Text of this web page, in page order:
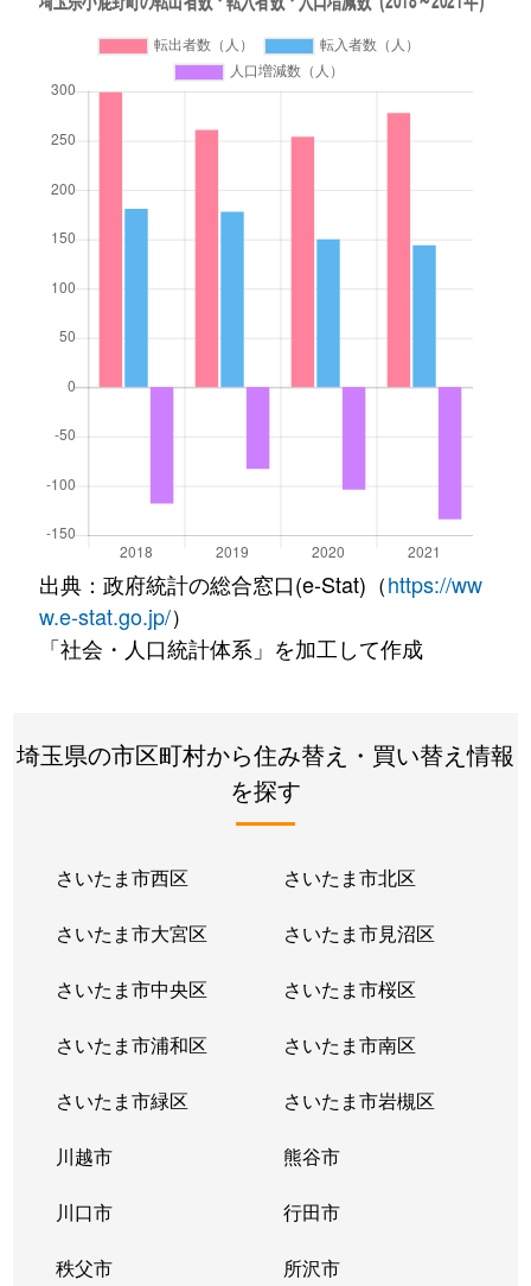
出典：政府統計の総合窓口(e-Stat)（https://ww
w.e-stat.go.jp/）
「社会・人口統計体系」を加工して作成
埼玉県の市区町村から住み替え・買い替え情報
を探す
さいたま市西区 さいたま市北区
さいたま市大宮区 さいたま市見沼区
さいたま市中央区 さいたま市桜区
さいたま市浦和区 さいたま市南区
さいたま市緑区 さいたま市岩槻区
川越市 熊谷市
川口市 行田市
秩父市 所沢市